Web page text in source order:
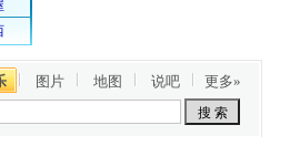
图片 地图 说吧 更多»